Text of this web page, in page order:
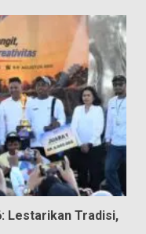
Lestarikan Tradisi,